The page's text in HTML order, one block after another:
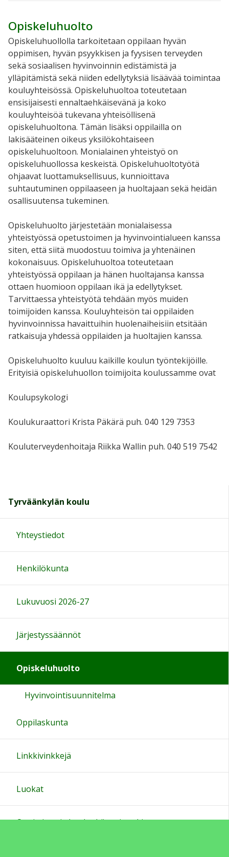
Opiskeluhuolto
Opiskeluhuollolla tarkoitetaan oppilaan hyvän
oppimisen, hyvän psyykkisen ja fyysisen terveyden
sekä sosiaalisen hyvinvoinnin edistämistä ja
ylläpitämistä sekä niiden edellytyksiä lisäävää toimintaa
kouluyhteisössä. Opiskeluhuoltoa toteutetaan
ensisijaisesti ennaltaehkäisevänä ja koko
kouluyhteisöä tukevana yhteisöllisenä
opiskeluhuoltona. Tämän lisäksi oppilailla on
lakisääteinen oikeus yksilökohtaiseen
opiskeluhuoltoon. Monialainen yhteistyö on
opiskeluhuollossa keskeistä. Opiskeluhuoltotyötä
ohjaavat luottamuksellisuus, kunnioittava
suhtautuminen oppilaaseen ja huoltajaan sekä heidän
osallisuutensa tukeminen.
Opiskeluhuolto järjestetään monialaisessa
yhteistyössä opetustoimen ja hyvinvointialueen kanssa
siten, että siitä muodostuu toimiva ja yhtenäinen
kokonaisuus. Opiskeluhuoltoa toteutetaan
yhteistyössä oppilaan ja hänen huoltajansa kanssa
ottaen huomioon oppilaan ikä ja edellytykset.
Tarvittaessa yhteistyötä tehdään myös muiden
toimijoiden kanssa. Kouluyhteisön tai oppilaiden
hyvinvoinnissa havaittuihin huolenaiheisiin etsitään
ratkaisuja yhdessä oppilaiden ja huoltajien kanssa.
Opiskeluhuolto kuuluu kaikille koulun työntekijöille.
Erityisiä opiskeluhuollon toimijoita koulussamme ovat
Koulupsykologi
Koulukuraattori Krista Päkärä puh. 040 129 7353
Kouluterveydenhoitaja Riikka Wallin puh. 040 519 7542
Tyrväänkylän koulu
Yhteystiedot
Henkilökunta
Lukuvuosi 2026-27
Järjestyssäännöt
Opiskeluhuolto
Hyvinvointisuunnitelma
Oppilaskunta
Linkkivinkkejä
Luokat
Oppimisen ja koulunkäynnin tuki